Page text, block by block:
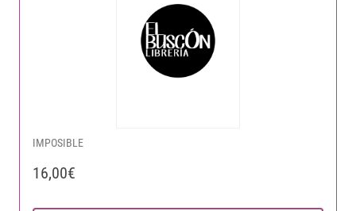
IMPOSIBLE
16,00€